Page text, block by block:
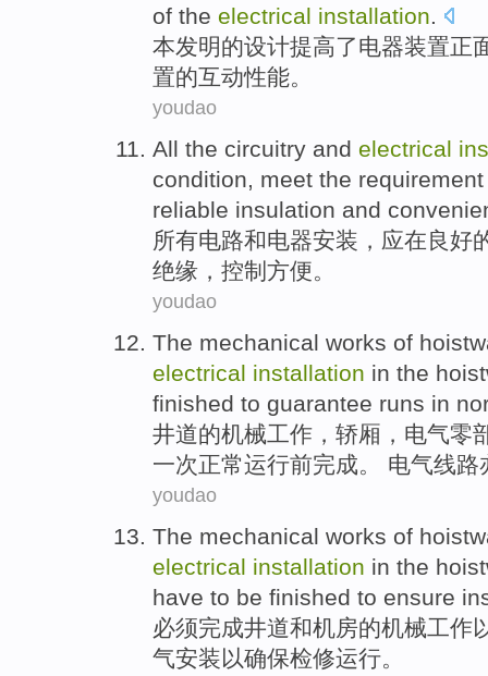
of the electrical installation.
本发明的设计提高了电器装置正
置的互动性能。
youdao
All the circuitry and electrical
condition, meet the requirement
reliable insulation and
所有电路和电器安装 ， 应在良好
绝缘 ， 控制 方便。
youdao
The mechanical works of
electrical installation in the
finished to guarantee runs in
井道的机械工作 ， 轿厢， 电气零
一次正常运行前完成。 电气线路
youdao
The mechanical works of
electrical installation in the
have to be finished to ensure
必须完成井道和机房的机械工作
气安装 以确保检修运行。